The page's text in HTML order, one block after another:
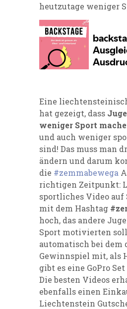
heutzutage weniger
Eine
hat gezeigt, dass
weniger Sport
und auch weniger
sind! Das muss man
ändern und darum
die #zemmabewega
richtigen Zeitpunkt:
sportliches Video auf
mit dem Hashtag
hoch, das andere
Sport motivierten
automatisch bei dem
Gewinnspiel mit, als
gibt es eine GoPro
Die besten Videos
ebenfalls einen
Liechtenstein